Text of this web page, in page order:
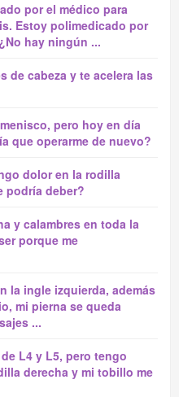
por el médico para
Estoy polimedicado por
hay ningún ...
de cabeza y te acelera las
pero hoy en día
que operarme de nuevo?
dolor en la rodilla
podría deber?
y calambres en toda la
porque me
la ingle izquierda, además
mi pierna se queda
...
L4 y L5, pero tengo
derecha y mi tobillo me